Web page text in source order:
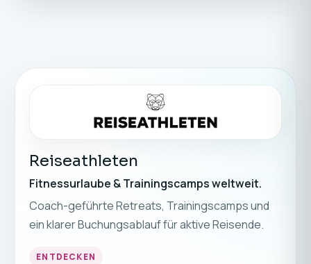
Reiseathleten
Fitnessurlaube & Trainingscamps weltweit.
Coach-geführte Retreats, Trainingscamps und
ein klarer Buchungsablauf für aktive Reisende.
ENTDECKEN